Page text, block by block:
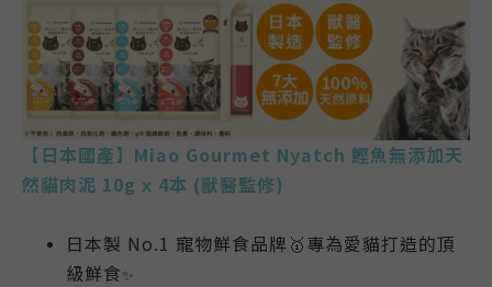
【 日本國產】 Miao Gourmet Nyatch 鰹魚無添加天
然貓肉泥 10g x 4本 (獸醫監修)
日本製 No.1 寵物鮮食品牌🥇專為愛貓打造的頂
級鮮食✨